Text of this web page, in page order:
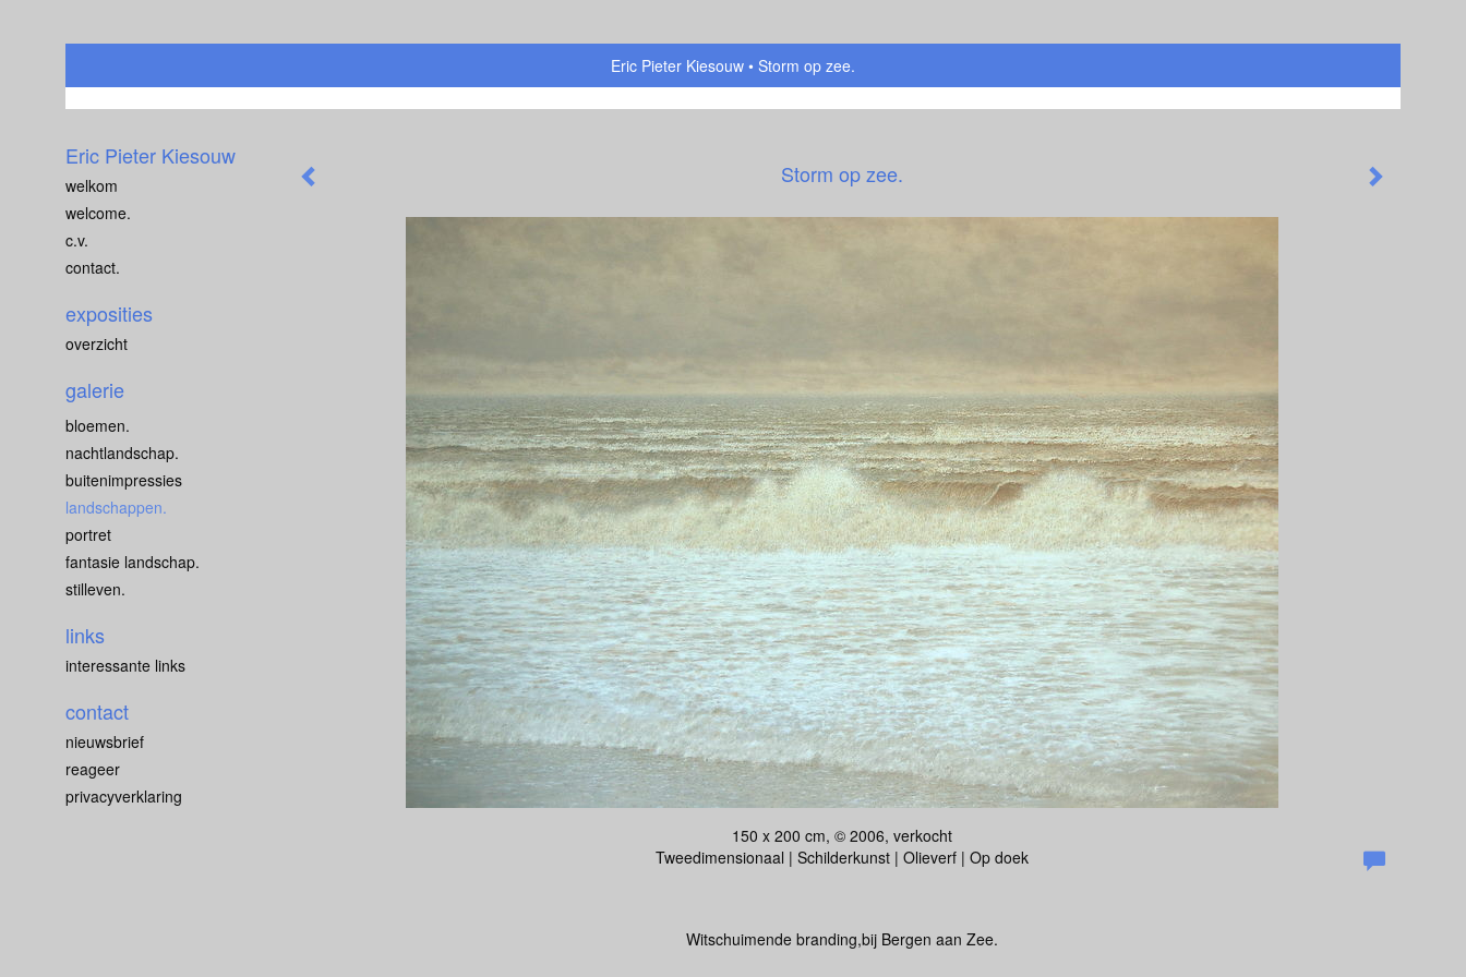
Eric Pieter Kiesouw Storm op zee.
Storm op zee.
150 x 200 cm, © 2006, verkocht
Tweedimensionaal | Schilderkunst | Olieverf | Op doek
Witschuimende branding,bij Bergen aan Zee.
Eric Pieter Kiesouw
welkom
welcome.
c.v.
contact.
exposities
overzicht
galerie
bloemen.
nachtlandschap.
buitenimpressies
landschappen.
portret
fantasie landschap.
stilleven.
links
interessante links
contact
nieuwsbrief
reageer
privacyverklaring